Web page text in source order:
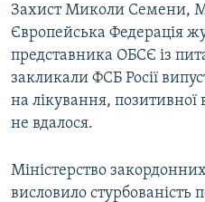
Захист Миколи Семени,
Європейська Федерація
представника ОБСЄ із
закликали ФСБ Росії
на лікування, позитивної
не вдалося.
Міністерство
висловило стурбованість